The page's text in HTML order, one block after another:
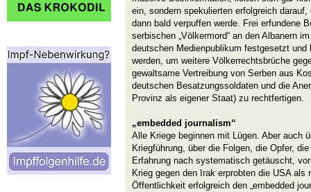
ein, sondern spekulierten erfolgreich
dann bald verpuffen werde. Frei erfundene
serbischen „Völkermord“ an den Albanern
deutschen Medienpublikum festgesetzt und
werden, um weitere Völkerrechtsbrüche
gewaltsame Vertreibung von Serben aus
deutschen Besatzungssoldaten und die
Provinz als eigener Staat) zu rechtfertigen.
„embedded journalism“
Alle Kriege beginnen mit Lügen. Aber auch
Kriegführung, über die Folgen, die Opfer,
Erfahrung nach systematisch getäuscht,
Krieg gegen den Irak erprobten die USA als
Öffentlichkeit erfolgreich den „embedded